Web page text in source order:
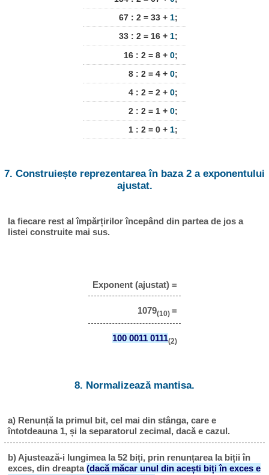
67 : 2 = 33 + 1;
33 : 2 = 16 + 1;
16 : 2 = 8 + 0;
8 : 2 = 4 + 0;
4 : 2 = 2 + 0;
2 : 2 = 1 + 0;
1 : 2 = 0 + 1;
7. Construiește reprezentarea în baza 2 a exponentului
ajustat.
Ia fiecare rest al împărțirilor începând din partea de jos a
listei construite mai sus.
Exponent (ajustat) =
1079(10) =
100 0011 0111(2)
8. Normalizează mantisa.
a) Renunță la primul bit, cel mai din stânga, care e
întotdeauna 1, și la separatorul zecimal, dacă e cazul.
b) Ajustează-i lungimea la 52 biți, prin renunțarea la biții în
exces, din dreapta(dacă măcar unul din acești biți în exces e